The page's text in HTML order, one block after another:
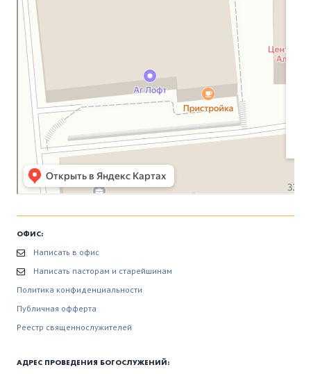
ОФИС:
Написать в офис
Написать пасторам и старейшинам
Политика конфиденциальности
Публичная офферта
Реестр священнослужителей
АДРЕС ПРОВЕДЕНИЯ БОГОСЛУЖЕНИЙ: